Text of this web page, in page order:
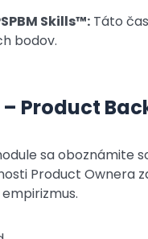
Skills™: Táto
bodov.
Product
sa oboznámite
Product Ownera